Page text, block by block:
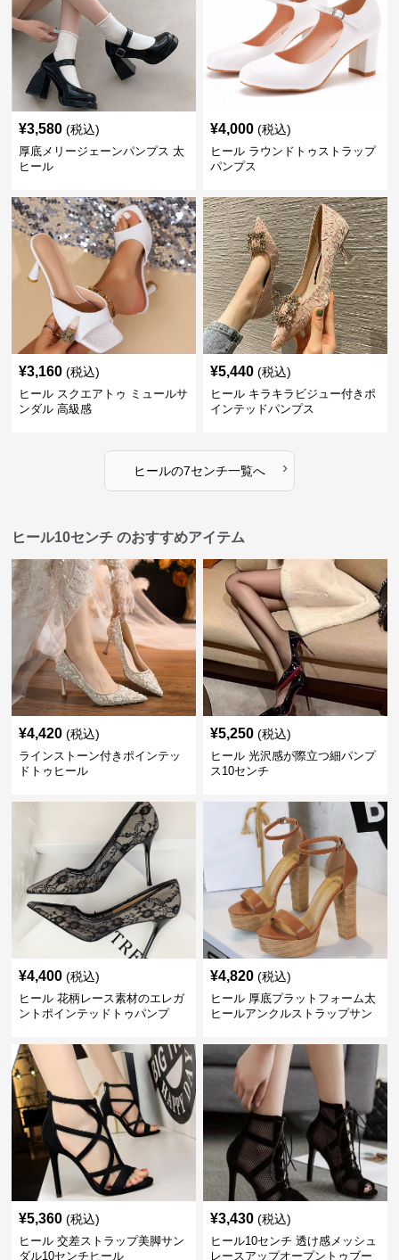
¥3,580 (税込)
厚底メリージェーンパンプス 太
ヒール
¥4,000 (税込)
ヒール ラウンドトゥストラップ
パンプス
¥3,160 (税込)
ヒール スクエアトゥ ミュールサ
ンダル 高級感
¥5,440 (税込)
ヒール キラキラビジュー付きポ
インテッドパンプス
ヒールの7センチ一覧へ ›
ヒール10センチ のおすすめアイテム
¥4,420 (税込)
ラインストーン付きポインテッ
ドトゥヒール
¥5,250 (税込)
ヒール 光沢感が際立つ細パンプ
ス10センチ
¥4,400 (税込)
ヒール 花柄レース素材のエレガ
ントポインテッドトゥパンプ
¥4,820 (税込)
ヒール 厚底プラットフォーム太
ヒールアンクルストラップサン
¥5,360 (税込)
ヒール 交差ストラップ美脚サン
ダル10センチヒール
¥3,430 (税込)
ヒール10センチ 透け感メッシュ
レースアップオープントゥブー